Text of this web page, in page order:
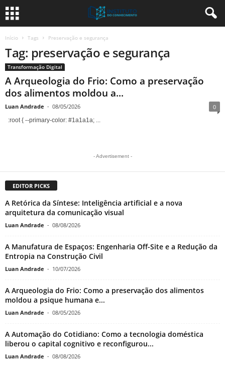
Início Tags Preservação e segurança
Tag: preservação e segurança
Transformação Digital
A Arqueologia do Frio: Como a preservação
dos alimentos moldou a...
Luan Andrade - 08/05/2026 0
:root { --primary-color: #1a1a1a; ...
- Advertisement -
EDITOR PICKS
A Retórica da Síntese: Inteligência artificial e a nova
arquitetura da comunicação visual
Luan Andrade - 08/08/2026
A Manufatura de Espaços: Engenharia Off-Site e a Redução da
Entropia na Construção Civil
Luan Andrade - 10/07/2026
A Arqueologia do Frio: Como a preservação dos alimentos
moldou a psique humana e...
Luan Andrade - 08/05/2026
A Automação do Cotidiano: Como a tecnologia doméstica
liberou o capital cognitivo e reconfigurou...
Luan Andrade - 08/08/2026